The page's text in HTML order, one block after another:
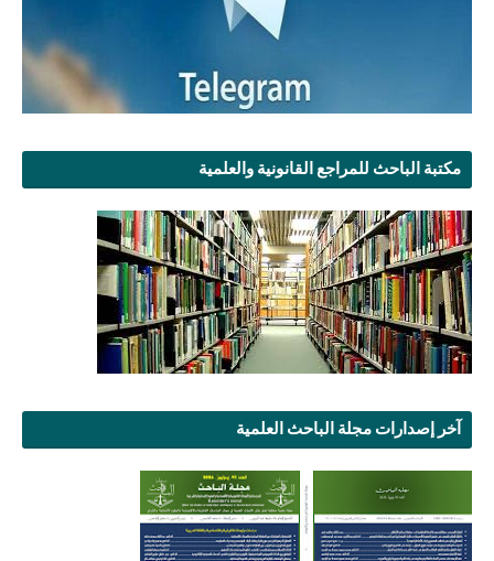
مكتبة الباحث للمراجع القانونية والعلمية
آخر إصدارات مجلة الباحث العلمية